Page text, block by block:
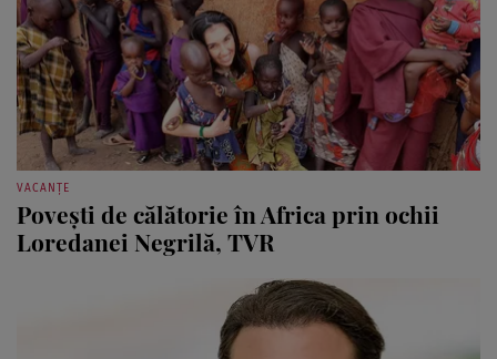
VACANȚE
Povești de călătorie în Africa prin ochii
Loredanei Negrilă, TVR